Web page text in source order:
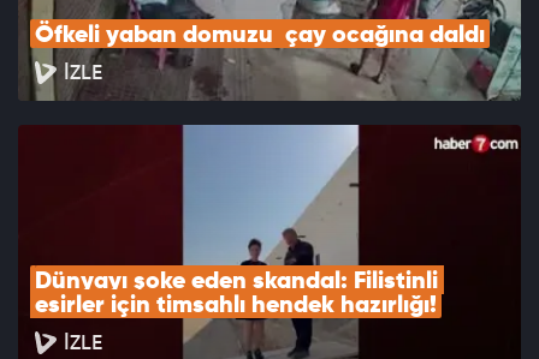
Öfkeli yaban domuzu  çay ocağına daldı
İZLE
Dünyayı şoke eden skandal: Filistinli
esirler için timsahlı hendek hazırlığı!
İZLE